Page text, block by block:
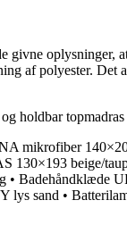
oplysninger,
af polyester. Det
holdbar
mikrofiber
130×193 beige/
• Badehåndklæde
lys sand •